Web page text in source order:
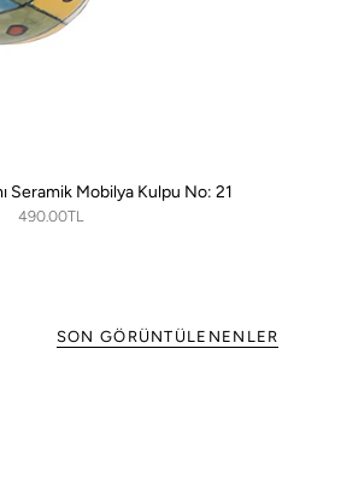
Seramik Mobilya Kulpu No: 21
490.00TL
SON GÖRÜNTÜLENENLER